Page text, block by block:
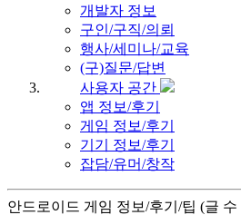
개발자 정보
구인/구직/의뢰
행사/세미나/교육
(구)질문/답변
사용자 공간
앱 정보/후기
게임 정보/후기
기기 정보/후기
잡담/유머/창작
안드로이드 게임 정보/후기/팁 (글 수